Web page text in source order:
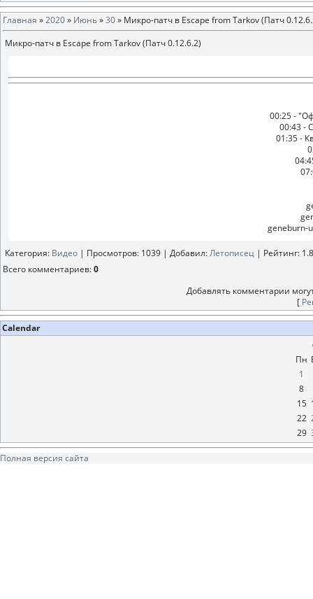
Главная »2020» Июнь»30» Микро-патч в Escape from Tarkov (Патч
Микро-патч в Escape from Tarkov (Патч 0.12.6.2)
00:25 -
00:43 -
01:35 -
geneburn-
Категория: Видео | Просмотров: 1039 | Добавил:Летописец | Рейтинг: 1.8
Всего комментариев:0
Добавлять комментарии
[
Calendar
Пн
1
8
15
22
29
Полная версия сайта